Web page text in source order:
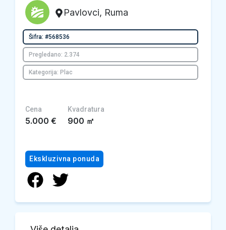
Pavlovci, Ruma
Šifra: #568536
Pregledano: 2.374
Kategorija: Plac
Cena
5.000 €
Kvadratura
900 ㎡
Ekskluzivna ponuda